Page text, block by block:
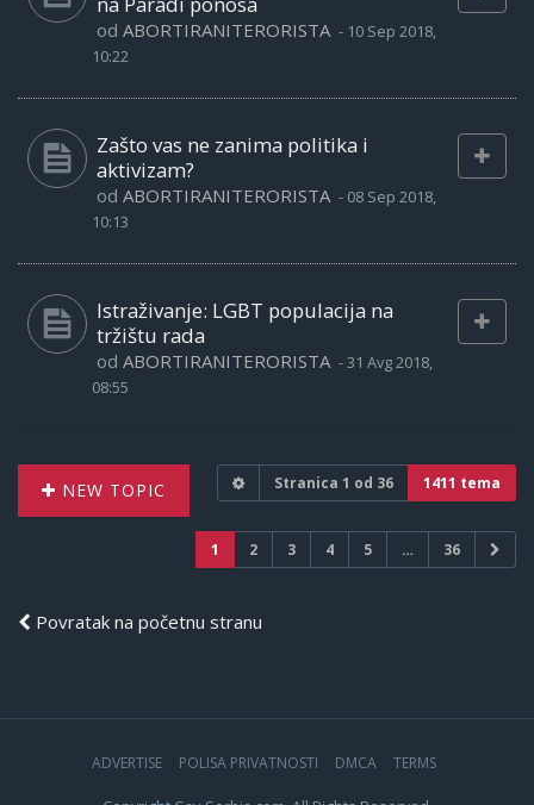
od ABORTIRANITERORISTA - 10 Sep 2018,
10:22
Zašto vas ne zanima politika i
aktivizam?
od ABORTIRANITERORISTA - 08 Sep 2018,
10:13
Istraživanje: LGBT populacija na
tržištu rada
od ABORTIRANITERORISTA -31 Avg 2018,
08:55
NEW TOPIC Stranica 1 od 36 1411 tema
1 2 3 4 5 … 36
Povratak na početnu stranu
ADVERTISE POLISA PRIVATNOSTI DMCA TERMS